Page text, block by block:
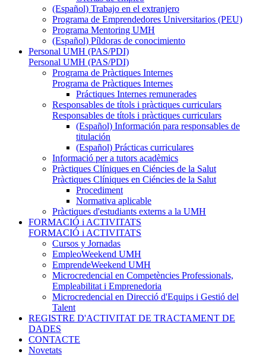
(Español) Trabajo en el extranjero
Programa de Emprendedores Universitarios (PEU)
Programa Mentoring UMH
(Español) Píldoras de conocimiento
Personal UMH (PAS/PDI)
Personal UMH (PAS/PDI)
Programa de Pràctiques Internes
Programa de Pràctiques Internes
Práctiques Internes remunerades
Responsables de títols i pràctiques curriculars
Responsables de títols i pràctiques curriculars
(Español) Información para responsables de
titulación
(Español) Prácticas curriculares
Informació per a tutors acadèmics
Pràctiques Clíniques en Ciéncies de la Salut
Pràctiques Clíniques en Ciéncies de la Salut
Procediment
Normativa aplicable
Pràctiques d'estudiants externs a la UMH
FORMACIÓ i ACTIVITATS
FORMACIÓ i ACTIVITATS
Cursos y Jornadas
EmpleoWeekend UMH
EmprendeWeekend UMH
Microcredencial en Competències Professionals,
Empleabilitat i Emprenedoria
Microcredencial en Direcció d'Equips i Gestió del
Talent
REGISTRE D'ACTIVITAT DE TRACTAMENT DE
DADES
CONTACTE
Novetats